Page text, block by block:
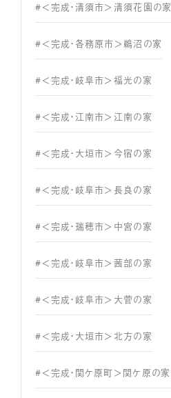
#＜完成・清須市＞清須花園の家
#＜完成・各務原市＞鵜沼の家
#＜完成・岐阜市＞福光の家
#＜完成・江南市＞江南の家
#＜完成・大垣市＞今宿の家
#＜完成・岐阜市＞長良の家
#＜完成・瑞穂市＞中宮の家
#＜完成・岐阜市＞茜部の家
#＜完成・岐阜市＞大菅の家
#＜完成・大垣市＞北方の家
#＜完成・関ケ原町＞関ケ原の家